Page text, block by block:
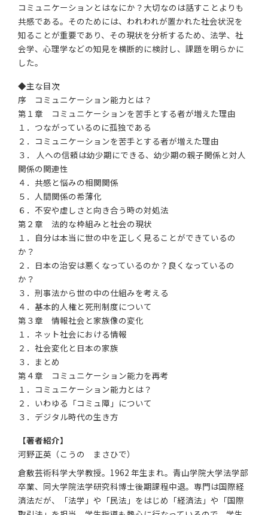
コミュニケーションとはなにか？大切なのは話すことよりも
共感である。そのためには、われわれが置かれた社会状況を
知ることが重要であり、その現状を分析するため、法学、社
会学、心理学などの知見を横断的に検討し、課題を明らかに
した。
◆主な目次
序 コミュニケーション能力とは？
第１章 コミュニケーションを苦手とする者が増えた理由
１．つながっているのに孤独である
２．コミュニケーションを苦手とする者が増えた理由
３． 人への信頼は幼少期にできる、幼少期の親子関係と対人
関係の関連性
４．共感と悩みの相関関係
５．人間関係の希薄化
６．不安や虚しさと向き合う時の対処法
第２章 法的な枠組みと社会の現状
１．自分は本当に世の中を正しく見ることができているの
か？
２．日本の治安は悪くなっているのか？良くなっているの
か？
３．刑事法から世の中の仕組みを考える
４．基本的人権と死刑制度について
第３章 情報社会と家族像の変化
１．ネット社会における情報
２．社会変化と日本の家族
３．まとめ
第４章 コミュニケーション能力を再考
１．コミュニケーション能力とは？
２．いわゆる「コミュ障」について
３．デジタル時代の生き方
【著者紹介】
河野正英（こうの まさひで）
倉敷芸術科学大学教授。1962 年生まれ。青山学院大学法学部
卒業、同大学院法学研究科博士後期課程中退。専門は国際経
済法だが、「法学」や「民法」をはじめ「経済法」や「国際